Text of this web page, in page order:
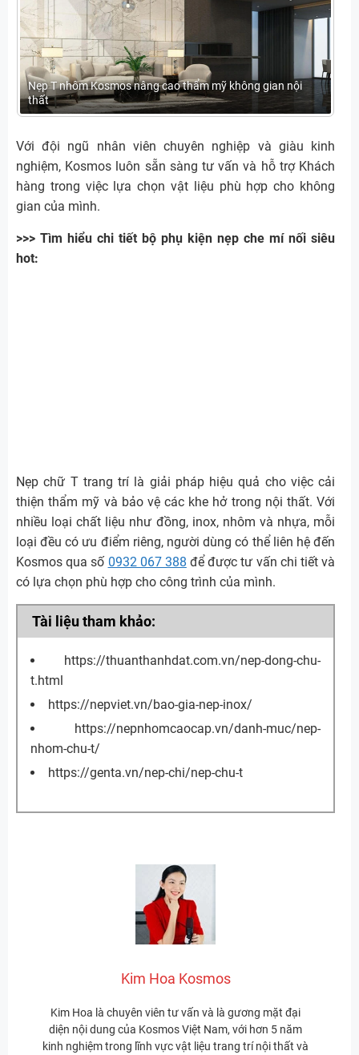
Nẹp T nhôm Kosmos nâng cao thẩm mỹ không gian nội
thất
Với đội ngũ nhân viên chuyên nghiệp và giàu kinh
nghiệm, Kosmos luôn sẵn sàng tư vấn và hỗ trợ Khách
hàng trong việc lựa chọn vật liệu phù hợp cho không
gian của mình.
>>> Tìm hiểu chi tiết bộ phụ kiện nẹp che mí nối siêu
hot:
Nẹp chữ T trang trí là giải pháp hiệu quả cho việc cải
thiện thẩm mỹ và bảo vệ các khe hở trong nội thất. Với
nhiều loại chất liệu như đồng, inox, nhôm và nhựa, mỗi
loại đều có ưu điểm riêng, người dùng có thể liên hệ đến
Kosmos qua số 0932 067 388 để được tư vấn chi tiết và
có lựa chọn phù hợp cho công trình của mình.
Tài liệu tham khảo:
https://thuanthanhdat.com.vn/nep-dong-chu-
t.html
https://nepviet.vn/bao-gia-nep-inox/
https://nepnhomcaocap.vn/danh-muc/nep-
nhom-chu-t/
https://genta.vn/nep-chi/nep-chu-t
Kim Hoa Kosmos
Kim Hoa là chuyên viên tư vấn và là gương mặt đại
diện nội dung của Kosmos Việt Nam, với hơn 5 năm
kinh nghiệm trong lĩnh vực vật liệu trang trí nội thất và